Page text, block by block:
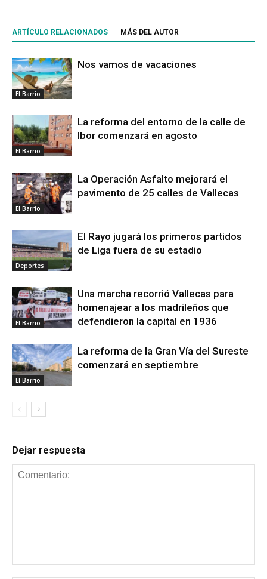
ARTÍCULO RELACIONADOS MÁS DEL AUTOR
El Barrio
Nos vamos de vacaciones
El Barrio
La reforma del entorno de la calle de
Ibor comenzará en agosto
El Barrio
La Operación Asfalto mejorará el
pavimento de 25 calles de Vallecas
Deportes
El Rayo jugará los primeros partidos
de Liga fuera de su estadio
El Barrio
Una marcha recorrió Vallecas para
homenajear a los madrileños que
defendieron la capital en 1936
El Barrio
La reforma de la Gran Vía del Sureste
comenzará en septiembre
Dejar respuesta